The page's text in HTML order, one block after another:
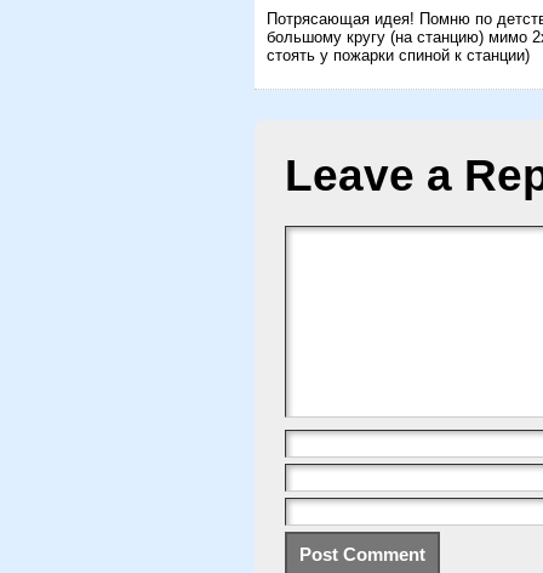
Потрясающая идея! Помню по
большому кругу (на станцию) мимо
стоять у пожарки спиной к станции)
Leave a